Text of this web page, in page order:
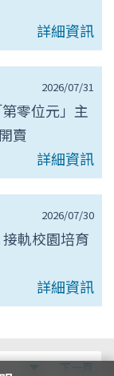
詳細資訊
2026/07/31
零位元」主
賣
詳細資訊
2026/07/30
軌校園培育
詳細資訊
下一頁